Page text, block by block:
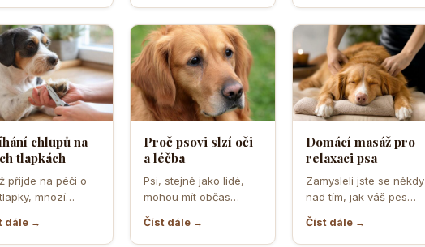
pohodě i o
problémy každodenní
péče. Může se…
Právě v tomto období
se…
chlupů na
tlapkách
přijde na péči o
mnozí
zvířat netuší,
je…
dále →
Proč psovi slzí oči
a léčba
Psi, stejně jako lidé,
mohou mít občas
problémy s očima, a
jedním z
Číst dále →
Domácí masáž pro
relaxaci psa
Zamysleli jste se někdy
nad tím, jak váš pes
vnímá vaši přítomnost?
Často se…
Číst dále →